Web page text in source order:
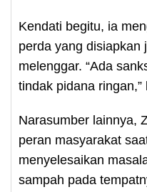
Kendati begitu, ia
perda yang disiapkan
melenggar. “Ada
tindak pidana ringan,”
Narasumber lainnya,
peran masyarakat
menyelesaikan
sampah pada